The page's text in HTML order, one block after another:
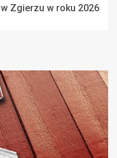
w Zgierzu w roku 2026